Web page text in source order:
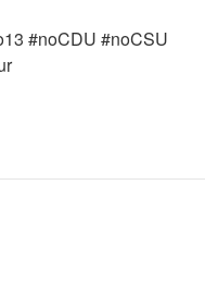
#noCDU #noCSU